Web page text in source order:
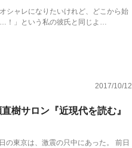
シャレになりたいけれど、どこから始
！」という私の彼氏と同じよ…
2017/10/12
樹サロン『近現代を読む』
の東京は、激震の只中にあった。 前日